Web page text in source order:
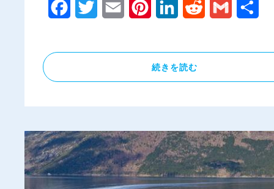
FacebookTwitter Email PinterestLinkedIn Reddit Gmail
続きを読む